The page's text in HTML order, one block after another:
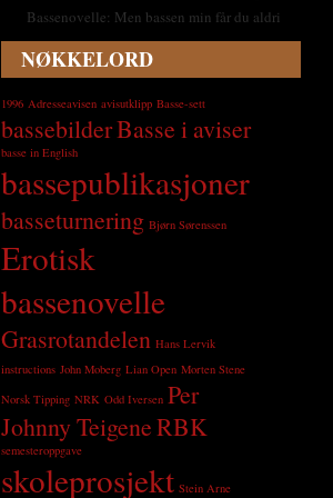
Bassenovelle: Men bassen min får du aldri
NØKKELORD
1996 Adresseavisen avisutklipp Basse-sett
bassebilderBasse i aviser
basse in English
bassepublikasjoner
basseturnering Bjørn Sørenssen
Erotisk
bassenovelle
Grasrotandelen Hans Lervik
instructions John Moberg Lian Open Morten Stene
Norsk Tipping NRK Odd Iversen Per
Johnny TeigeneRBK
semesteroppgave
skoleprosjekt Stein Arne